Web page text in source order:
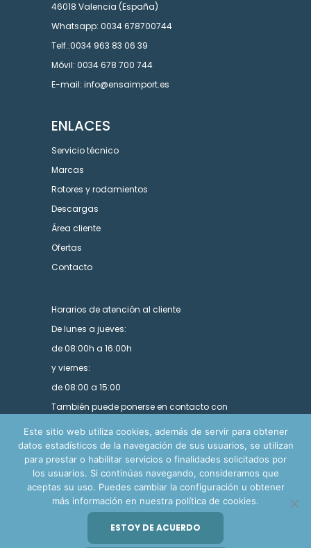
46018 Valencia (España)
Whatsapp: 0034 678700744
Telf.:0034 963 83 06 39
Móvil: 0034 678 700 744
E-mail: info@ensaimport.es
ENLACES
Servicio técnico
Marcas
Rotores y rodamientos
Descargas
Área cliente
Ofertas
Contacto
Horarios de atención al cliente
De lunes a jueves:
de 08:00h a 16:00h
y viernes:
de 08:00 a 15:00
También puede ponerse en contacto con
nosotros utilizando nuestro formulario.
© Copyright Ensa Import 2024. Todos los derechos
Este sitio web utiliza cookies, además de servir para obtener
datos estadísticos de la navegación de sus usuarios, se utilizan
para prestar o habilitar servicios o finalidades solicitados por
los usuarios. Si continúas navegando, consideramos que
aceptas su uso. Puedes cambiar la configuración u obtener
más información en nuestra política de cookies.
ESTOY DE ACUERDO